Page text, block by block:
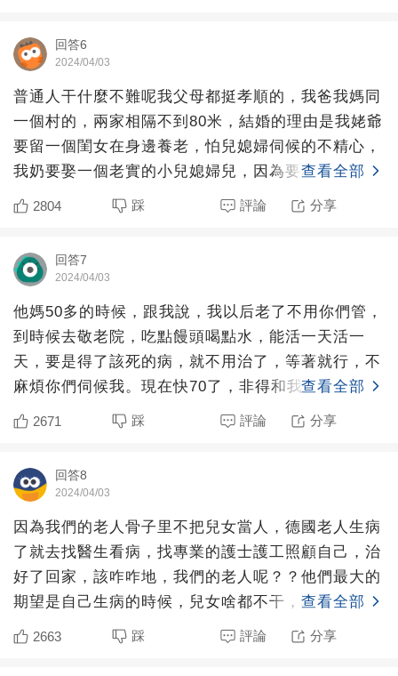
回答6
2024/04/03
普通人干什麼不難呢我父母都挺孝順的，我爸我媽同
一個村的，兩家相隔不到80米，結婚的理由是我姥爺
要留一個閨女在身邊養老，怕兒媳婦伺候的不精心，
我奶要娶一個老實的小兒媳婦兒，因為要和老兒子住
在一個院子里，
查看全部
2804 踩 評論 分享
回答7
2024/04/03
他媽50多的時候，跟我說，我以后老了不用你們管，
到時候去敬老院，吃點饅頭喝點水，能活一天活一
天，要是得了該死的病，就不用治了，等著就行，不
麻煩你們伺候我。現在快70了，非得和我們擠在不到
60的兩室一廳
查看全部
2671 踩 評論 分享
回答8
2024/04/03
因為我們的老人骨子里不把兒女當人，德國老人生病
了就去找醫生看病，找專業的護士護工照顧自己，治
好了回家，該咋咋地，我們的老人呢？？他們最大的
期望是自己生病的時候，兒女啥都不干，為自己鞍前
馬后，一定要表現
查看全部
2663 踩 評論 分享